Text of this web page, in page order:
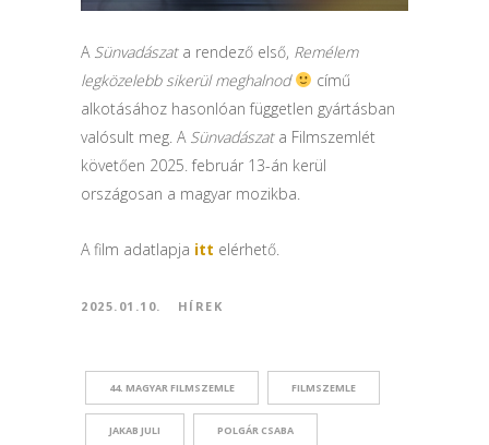
A Sünvadászata rendező első, Remélem
legközelebb sikerül meghalnod
című
alkotásához hasonlóan független gyártásban
valósult meg. A Sünvadászata Filmszemlét
követően 2025. február 13-án kerül
országosan a magyar mozikba.
A film adatlapja itt elérhető.
2025.01.10. HÍREK
44. MAGYAR FILMSZEMLE FILMSZEMLE
JAKAB JULI POLGÁR CSABA